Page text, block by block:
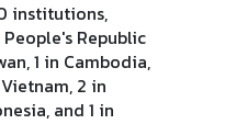
institutions,
Republic
1 in Cambodia,
2 in
and 1 in